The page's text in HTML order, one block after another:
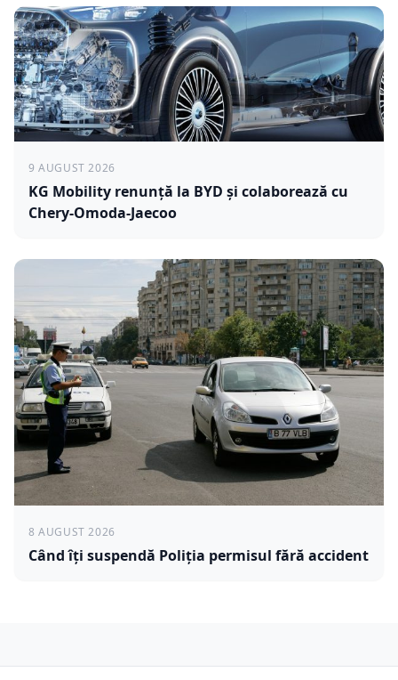
9 AUGUST 2026
KG Mobility renunță la BYD și colaborează cu
Chery-Omoda-Jaecoo
8 AUGUST 2026
Când îți suspendă Poliția permisul fără accident